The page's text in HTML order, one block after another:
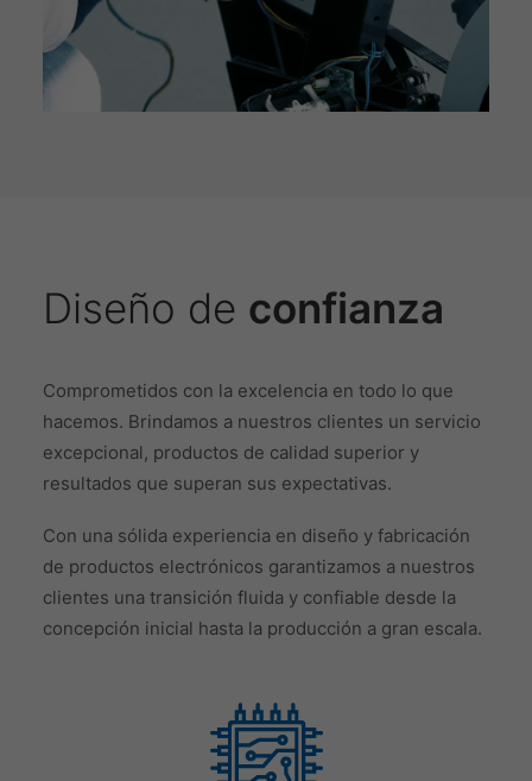
Diseño de confianza
Comprometidos con la excelencia en todo lo que
hacemos. Brindamos a nuestros clientes un servicio
excepcional, productos de calidad superior y
resultados que superan sus expectativas.
Con una sólida experiencia en diseño y fabricación
de productos electrónicos garantizamos a nuestros
clientes una transición fluida y confiable desde la
concepción inicial hasta la producción a gran escala.